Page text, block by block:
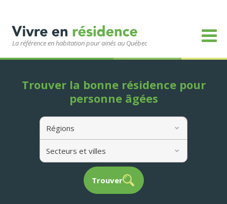
La référence en habitation pour ainés au Québec
Régions
Secteurs et villes
Trouver
Trouver la bonne résidence pour
personne âgées